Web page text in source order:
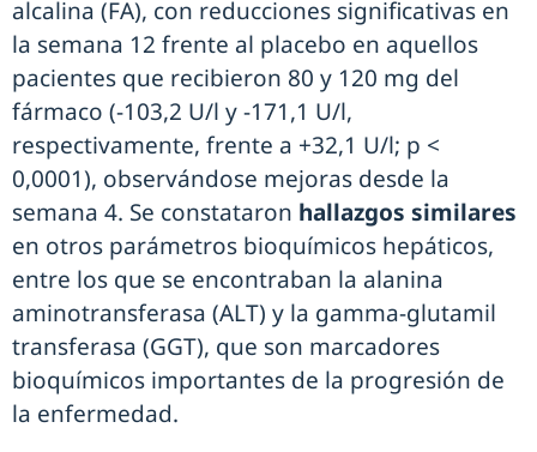
alcalina (FA), con reducciones significativas en
la semana 12 frente al placebo en aquellos
pacientes que recibieron 80 y 120 mg del
fármaco (-103,2 U/l y -171,1 U/l,
respectivamente, frente a +32,1 U/l; p <
0,0001), observándose mejoras desde la
semana 4. Se constataron hallazgos similares
en otros parámetros bioquímicos hepáticos,
entre los que se encontraban la alanina
aminotransferasa (ALT) y la gamma-glutamil
transferasa (GGT), que son marcadores
bioquímicos importantes de la progresión de
la enfermedad.